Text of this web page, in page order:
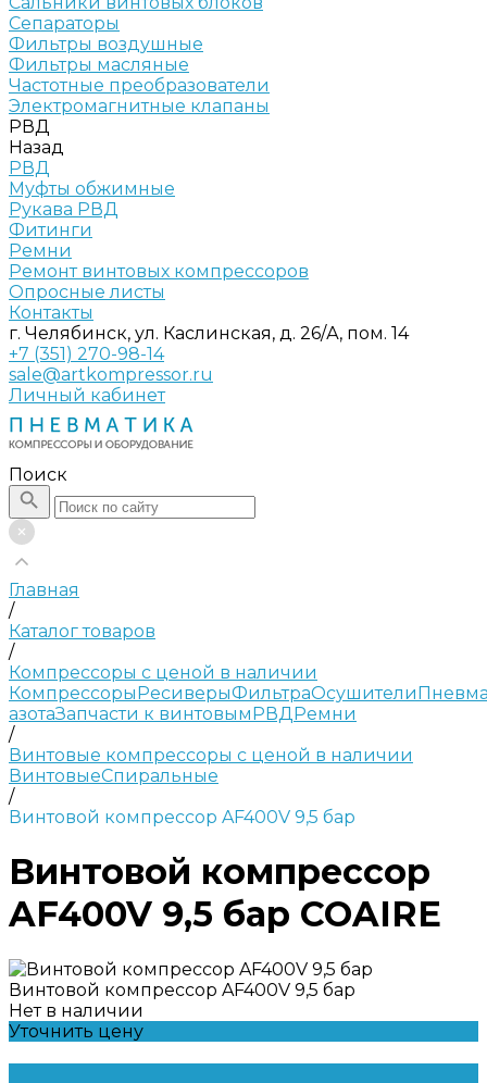
Сепараторы
Фильтры воздушные
Фильтры масляные
Частотные преобразователи
Электромагнитные клапаны
РВД
Назад
РВД
Муфты обжимные
Рукава РВД
Фитинги
Ремни
Ремонт винтовых компрессоров
Опросные листы
Контакты
г. Челябинск, ул. Каслинская, д. 26/А, пом. 14
+7 (351) 270-98-14
sale@artkompressor.ru
Личный кабинет
Поиск
Главная
/
Каталог товаров
/
Компрессоры с ценой в наличии
КомпрессорыРесиверыФильтраОсушители
азотаЗапчасти к винтовымРВДРемни
/
Винтовые компрессоры с ценой в наличии
ВинтовыеСпиральные
/
Винтовой компрессор AF400V 9,5 бар
Винтовой компрессор
AF400V 9,5 бар COAIRE
Винтовой компрессор AF400V 9,5 бар
Нет в наличии
Уточнить цену